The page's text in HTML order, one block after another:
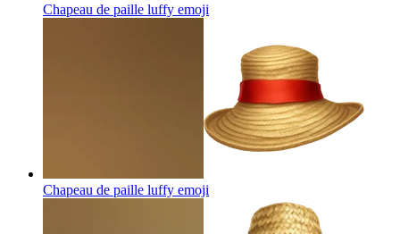
Chapeau de paille luffy emoji
Chapeau de paille luffy emoji